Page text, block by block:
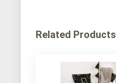
Related Products